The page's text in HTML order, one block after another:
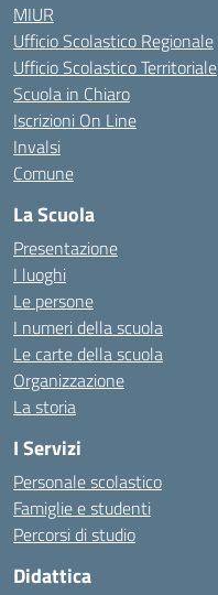
MIUR
Ufficio Scolastico Regionale
Ufficio Scolastico Territoriale
Scuola in Chiaro
Iscrizioni On Line
Invalsi
Comune
La Scuola
Presentazione
I luoghi
Le persone
I numeri della scuola
Le carte della scuola
Organizzazione
La storia
I Servizi
Personale scolastico
Famiglie e studenti
Percorsi di studio
Didattica